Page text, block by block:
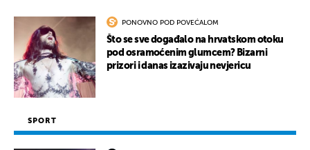
PONOVNO POD POVEĆALOM
Što se sve događalo na hrvatskom otoku
pod osramoćenim glumcem? Bizarni
prizori i danas izazivaju nevjericu
SPORT